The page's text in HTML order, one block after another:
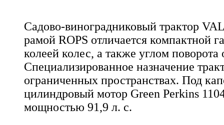
Садово-виноградниковый трактор
рамой ROPS отличается компактной
колеей колес, а также углом поворота
Специализированное назначение
ограниченных пространствах. Под
цилиндровый мотор Green Perkins
мощностью 91,9 л. с.